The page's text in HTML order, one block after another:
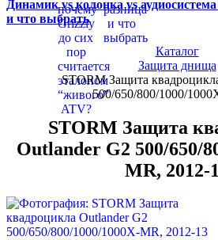
Динамик vs колонка vs
и что выбрать
Каталог
Защита днища
STORM Защита
500/650/800/1000/
STORM Защита
Outlander G2 500/650/
MR, 2012-